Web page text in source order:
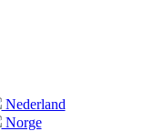
Nederland
Norge